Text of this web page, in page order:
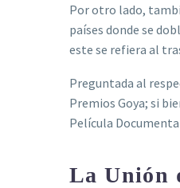
Por otro lado,
países donde se
este se refiera al
Preguntada al
Premios Goya; si
Película
La Unión